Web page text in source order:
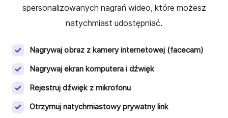
spersonalizowanych nagrań wideo, które możesz
natychmiast udostępniać.
Nagrywaj obraz z kamery internetowej (facecam)
Nagrywaj ekran komputera i dźwięk
Rejestruj dźwięk z mikrofonu
Otrzymuj natychmiastowy prywatny link